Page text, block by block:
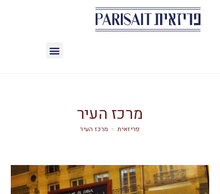
מרכז העיר
> מרכז העיר